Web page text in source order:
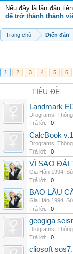
Nếu đây là lần đầu
để trở thành thành
Trang chủ Diễn đàn
1 2 3 4 5 6
TIÊU ĐỀ
Landmark
Drograms
Trả lời:
0
CalcBook
Drograms
Trả lời:
0
VÌ SAO ĐÁI
Gia Hân 1994
Trả lời:
0
BAO LÂU
Gia Hân 1994
Trả lời:
0
geogiga
Drograms
Trả lời:
0
cliosoft